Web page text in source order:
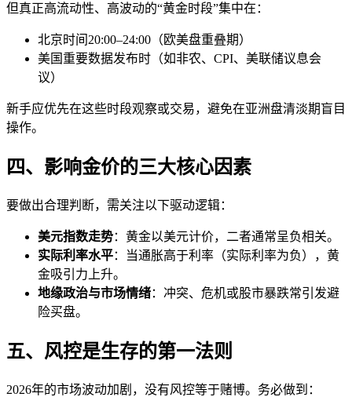
但真正高流动性、高波动的“黄金时段”集中在：
北京时间20:00–24:00（欧美盘重叠期）
美国重要数据发布时（如非农、CPI、美联储议息会
议）
新手应优先在这些时段观察或交易，避免在亚洲盘清淡期盲目
操作。
四、影响金价的三大核心因素
要做出合理判断，需关注以下驱动逻辑：
美元指数走势：黄金以美元计价，二者通常呈负相关。
实际利率水平：当通胀高于利率（实际利率为负），黄
金吸引力上升。
地缘政治与市场情绪：冲突、危机或股市暴跌常引发避
险买盘。
五、风控是生存的第一法则
2026年的市场波动加剧，没有风控等于赌博。务必做到：